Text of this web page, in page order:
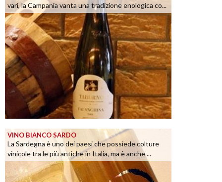
vari, la Campania vanta una tradizione enologica co...
VINO BIANCO SARDO
La Sardegna è uno dei paesi che possiede colture
vinicole tra le più antiche in Italia, ma è anche ...